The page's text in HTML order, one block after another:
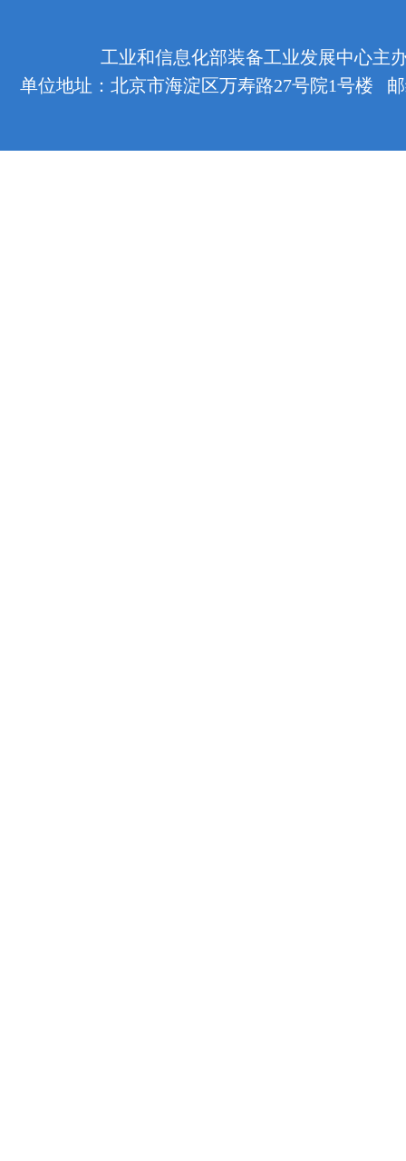
工业和信息化部装备工业发展中心主
单位地址：北京市海淀区万寿路27号院1号楼